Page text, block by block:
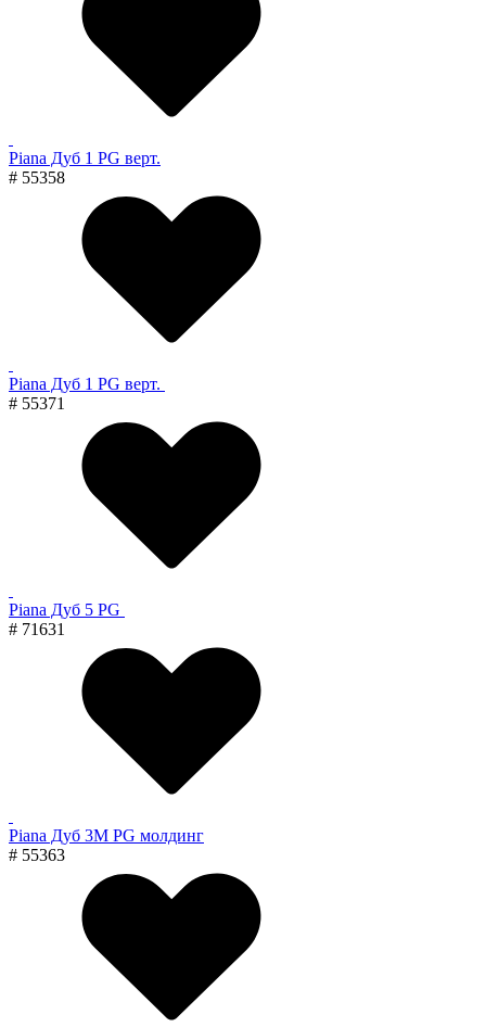
Piana Дуб 1 PG верт.
# 55358
Piana Дуб 1 PG верт.
# 55371
Piana Дуб 5 PG
# 71631
Piana Дуб 3M PG молдинг
# 55363